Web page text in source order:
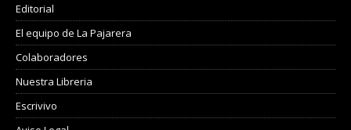
Editorial
El equipo de La Pajarera
Colaboradores
Nuestra Libreria
Escrivivo